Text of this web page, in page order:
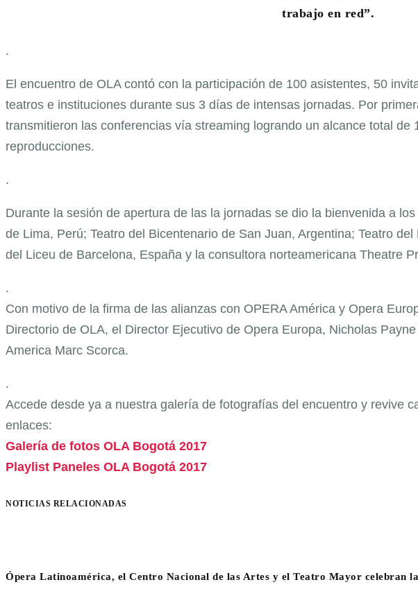
trabajo en red”.
.
El encuentro de OLA contó con la participación de 100 asistentes, 50
teatros e instituciones durante sus 3 días de intensas jornadas. Por
transmitieron las conferencias vía streaming logrando un alcance total de
reproducciones.
.
Durante la sesión de apertura de las la jornadas se dio la bienvenida a
de Lima, Perú; Teatro del Bicentenario de San Juan, Argentina; Teatro
del Liceu de Barcelona, España y la consultora norteamericana Theatre
.
Con motivo de la firma de las alianzas con OPERA América y Opera
Directorio de OLA, el Director Ejecutivo de Opera Europa, Nicholas
America Marc Scorca.
.
Accede desde ya a nuestra galería de fotografías del encuentro y revive
enlaces:
Galería de fotos OLA Bogotá 2017
Playlist Paneles OLA Bogotá 2017
NOTICIAS RELACIONADAS
Ópera Latinoamérica, el Centro Nacional de las Artes y el Teatro Mayor celebran